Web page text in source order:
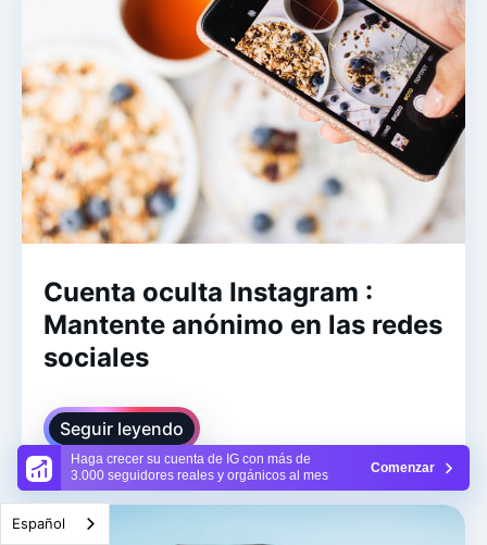
Haga crecer su cuenta de IG con más de
3.000 seguidores reales y orgánicos al mes
Comenzar
Cuenta oculta Instagram :
Mantente anónimo en las redes
sociales
Seguir leyendo
Español